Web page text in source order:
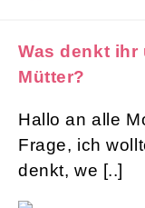
Was denkt
Mütter?
Hallo an alle
Frage, ich
denkt, we [..]